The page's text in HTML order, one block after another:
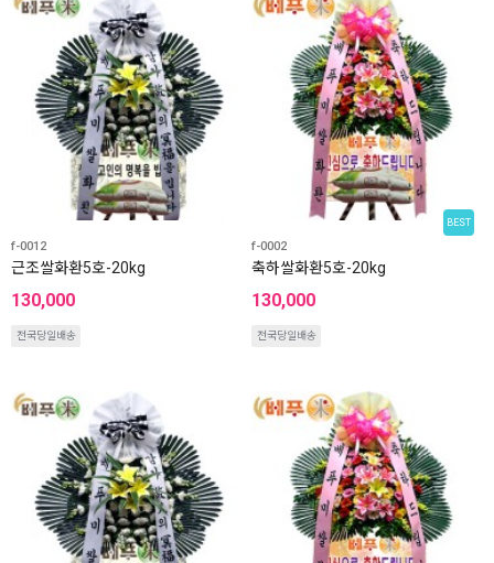
f-0012
근조쌀화환5호-20kg
130,000
전국당일배송
BEST
f-0002
축하쌀화환5호-20kg
130,000
전국당일배송